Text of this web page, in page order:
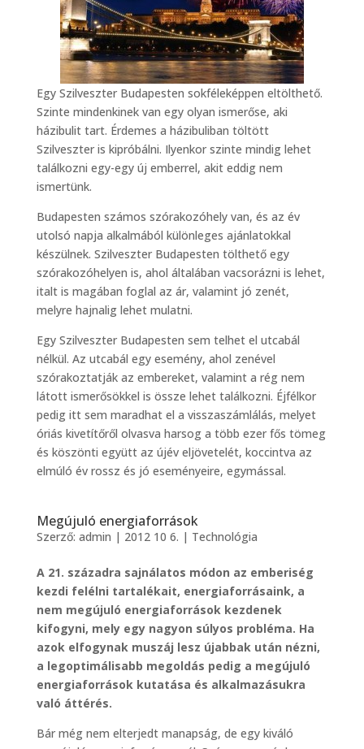
Egy Szilveszter Budapesten sokféleképpen eltölthető.
Szinte mindenkinek van egy olyan ismerőse, aki
házibulit tart. Érdemes a házibuliban töltött
Szilveszter is kipróbálni. Ilyenkor szinte mindig lehet
találkozni egy-egy új emberrel, akit eddig nem
ismertünk.
Budapesten számos szórakozóhely van, és az év
utolsó napja alkalmából különleges ajánlatokkal
készülnek. Szilveszter Budapesten tölthető egy
szórakozóhelyen is, ahol általában vacsorázni is lehet,
italt is magában foglal az ár, valamint jó zenét,
melyre hajnalig lehet mulatni.
Egy Szilveszter Budapesten sem telhet el utcabál
nélkül. Az utcabál egy esemény, ahol zenével
szórakoztatják az embereket, valamint a rég nem
látott ismerősökkel is össze lehet találkozni. Éjfélkor
pedig itt sem maradhat el a visszaszámlálás, melyet
óriás kivetítőről olvasva harsog a több ezer fős tömeg
és köszönti együtt az újév eljövetelét, koccintva az
elmúló év rossz és jó eseményeire, egymással.
Megújuló energiaforrások
Szerző: admin | 2012 10 6. | Technológia
A 21. századra sajnálatos módon az emberiség
kezdi felélni tartalékait, energiaforrásaink, a
nem megújuló energiaforrások kezdenek
kifogyni, mely egy nagyon súlyos probléma. Ha
azok elfogynak muszáj lesz újabbak után nézni,
a legoptimálisabb megoldás pedig a megújuló
energiaforrások kutatása és alkalmazásukra
való áttérés.
Bár még nem elterjedt manapság, de egy kiváló